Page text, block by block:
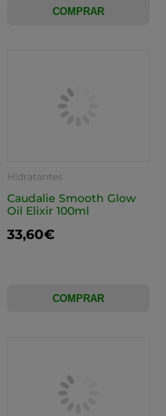
COMPRAR
Hidratantes
Caudalie Smooth Glow
Oil Elixir 100ml
33,60€
COMPRAR